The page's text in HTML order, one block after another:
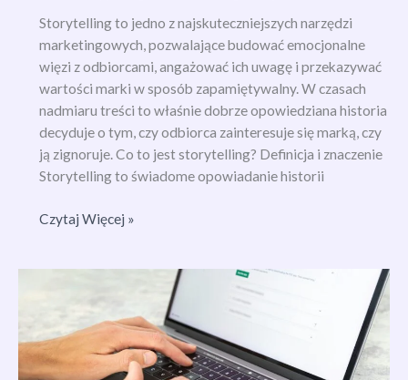
Storytelling to jedno z najskuteczniejszych narzędzi
marketingowych, pozwalające budować emocjonalne
więzi z odbiorcami, angażować ich uwagę i przekazywać
wartości marki w sposób zapamiętywalny. W czasach
nadmiaru treści to właśnie dobrze opowiedziana historia
decyduje o tym, czy odbiorca zainteresuje się marką, czy
ją zignoruje. Co to jest storytelling? Definicja i znaczenie
Storytelling to świadome opowiadanie historii
Odkryj,
storytelling
sztuka
opowiadania
Czytaj Więcej »